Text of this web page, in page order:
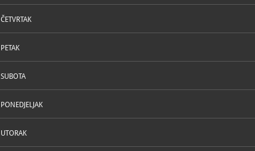
ČETVRTAK
PETAK
SUBOTA
PONEDJELJAK
UTORAK
- , Etno
-
kralja)
U